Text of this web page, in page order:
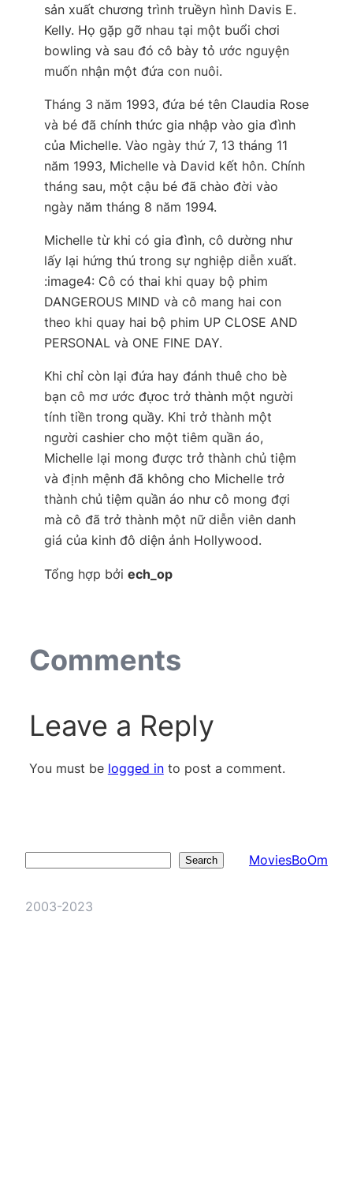
sản xuất chương trình truềyn hình Davis E.
Kelly. Họ gặp gỡ nhau tại một buổi chơi
bowling và sau đó cô bày tỏ ước nguyện
muốn nhận một đứa con nuôi.
Tháng 3 năm 1993, đứa bé tên Claudia Rose
và bé đã chính thức gia nhập vào gia đình
của Michelle. Vào ngày thứ 7, 13 tháng 11
năm 1993, Michelle và David kết hôn. Chính
tháng sau, một cậu bé đã chào đời vào
ngày năm tháng 8 năm 1994.
Michelle từ khi có gia đình, cô dường như
lấy lại hứng thú trong sự nghiệp diễn xuất.
:image4: Cô có thai khi quay bộ phim
DANGEROUS MIND và cô mang hai con
theo khi quay hai bộ phim UP CLOSE AND
PERSONAL và ONE FINE DAY.
Khi chỉ còn lại đứa hay đánh thuê cho bè
bạn cô mơ ước đựoc trở thành một người
tính tiền trong quầy. Khi trở thành một
người cashier cho một tiêm quần áo,
Michelle lại mong được trở thành chủ tiệm
và định mệnh đã không cho Michelle trở
thành chủ tiệm quần áo như cô mong đợi
mà cô đã trở thành một nữ diễn viên danh
giá của kinh đô diện ảnh Hollywood.
Tổng hợp bởi ech_op
Comments
Leave a Reply
You must be logged into post a comment.
Search MoviesBoOm
2003-2023